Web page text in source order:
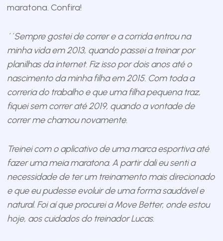
maratona. Confira!
´´Sempre gostei de correr e a corrida entrou na
minha vida em 2013, quando passei a treinar por
planilhas da internet. Fiz isso por dois anos até o
nascimento da minha filha em 2015. Com toda a
correria do trabalho e que uma filha pequena traz,
fiquei sem correr até 2019, quando a vontade de
correr me chamou novamente.
Treinei com o aplicativo de uma marca esportiva até
fazer uma meia maratona. A partir dali eu senti a
necessidade de ter um treinamento mais direcionado
e que eu pudesse evoluir de uma forma saudável e
natural. Foi aí que procurei a Move Better, onde estou
hoje, aos cuidados do treinador Lucas.